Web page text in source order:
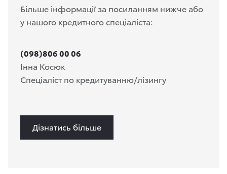
Більше інформації за посиланням нижче або
у нашого кредитного спеціаліста:
(098)806 00 06
Інна Косюк
Спеціаліст по кредитуванню/лізингу
Дізнатись більше